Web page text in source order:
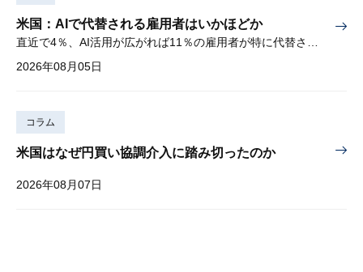
米国：AIで代替される雇用者はいかほどか
直近で4％、AI活用が広がれば11％の雇用者が特に代替されやすい
2026年08月05日
コラム
米国はなぜ円買い協調介入に踏み切ったのか
2026年08月07日